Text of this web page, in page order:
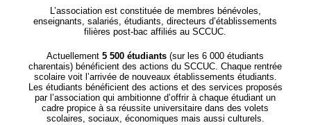
L’association est constituée de membres bénévoles,
enseignants, salariés, étudiants, directeurs d’établissements
filières post-bac affiliés au SCCUC.
Actuellement5 500 étudiants (sur les 6 000 étudiants
charentais) bénéficient des actions du SCCUC. Chaque rentrée
scolaire voit l’arrivée de nouveaux établissements étudiants.
Les étudiants bénéficient des actions et des services proposés
par l’association qui ambitionne d’offrir à chaque étudiant un
cadre propice à sa réussite universitaire dans des volets
scolaires, sociaux, économiques mais aussi culturels.